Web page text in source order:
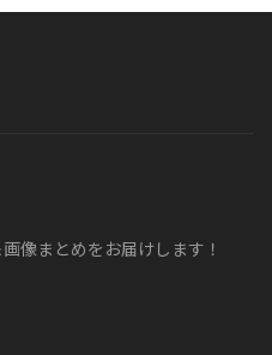
像まとめをお届けします！